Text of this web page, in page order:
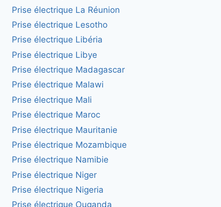
Prise électrique La Réunion
Prise électrique Lesotho
Prise électrique Libéria
Prise électrique Libye
Prise électrique Madagascar
Prise électrique Malawi
Prise électrique Mali
Prise électrique Maroc
Prise électrique Mauritanie
Prise électrique Mozambique
Prise électrique Namibie
Prise électrique Niger
Prise électrique Nigeria
Prise électrique Ouganda